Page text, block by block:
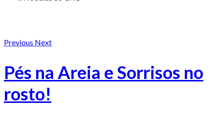
Previous Next
Pés na Areia e Sorrisos no
rosto!